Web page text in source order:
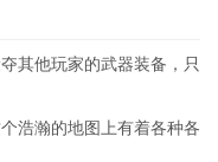
其他玩家的武器装备，只
浩瀚的地图上有着各种各